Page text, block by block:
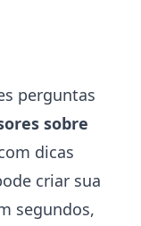
perguntas
sobre
dicas
criar sua
segundos,